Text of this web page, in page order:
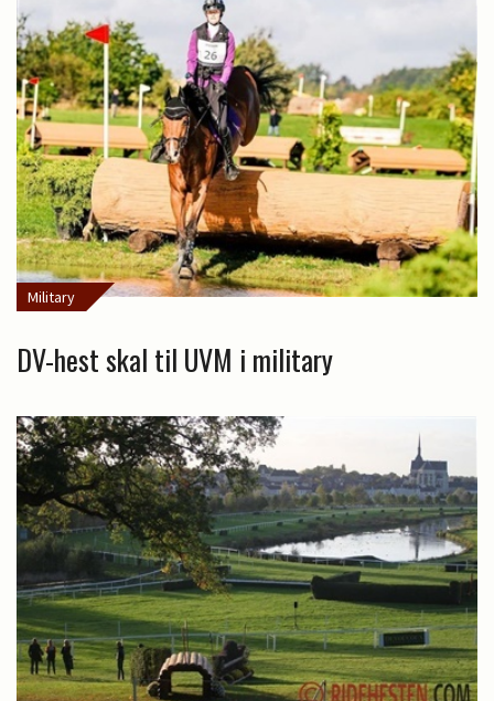
Military
DV-hest skal til UVM i military